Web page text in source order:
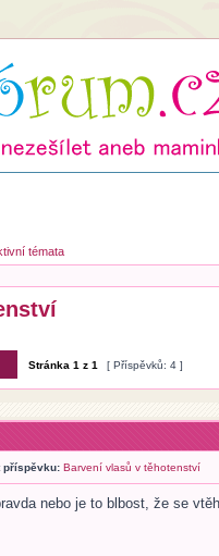
témata
Stránka1 z1 [ Příspěvků: 4 ]
příspěvku: Barvení vlasů v těhotenství
nebo je to blbost, že se